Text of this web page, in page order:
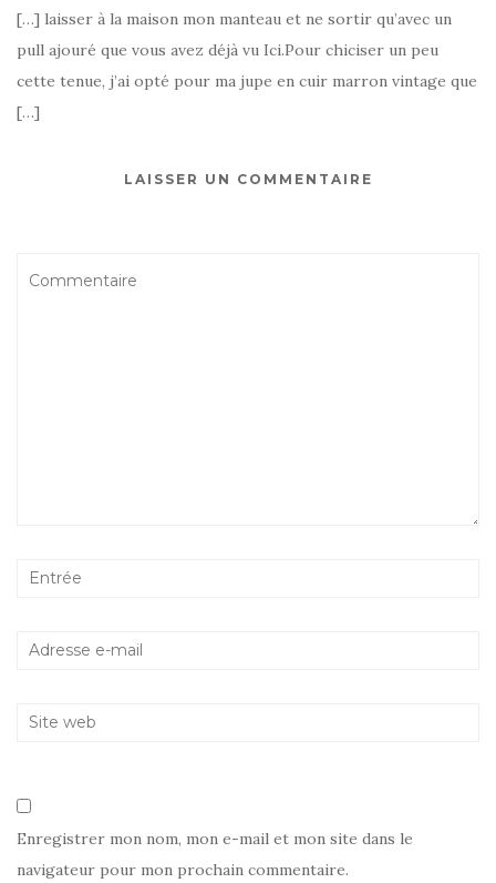
[…] laisser à la maison mon manteau et ne sortir qu’avec un
pull ajouré que vous avez déjà vu Ici.Pour chiciser un peu
cette tenue, j’ai opté pour ma jupe en cuir marron vintage que
[…]
LAISSER UN COMMENTAIRE
Enregistrer mon nom, mon e-mail et mon site dans le
navigateur pour mon prochain commentaire.